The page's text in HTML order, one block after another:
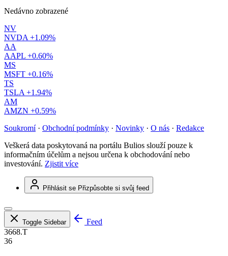
Nedávno zobrazené
NV
NVDA +1.09%
AA
AAPL +0.60%
MS
MSFT +0.16%
TS
TSLA +1.94%
AM
AMZN +0.59%
Soukromí · Obchodní podmínky · Novinky · O nás · Redakce
Veškerá data poskytovaná na portálu Bulios slouží pouze k
informačním účelům a nejsou určena k obchodování nebo
investování. Zjistit více
Přihlásit se Přizpůsobte si svůj feed
Toggle Sidebar
Feed
3668.T
36